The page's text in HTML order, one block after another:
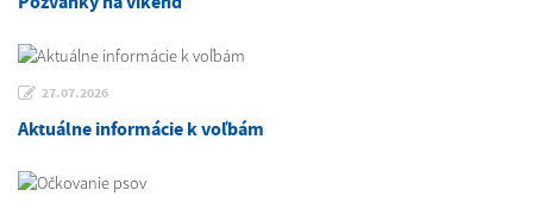
27.07.2026
Aktuálne informácie k voľbám